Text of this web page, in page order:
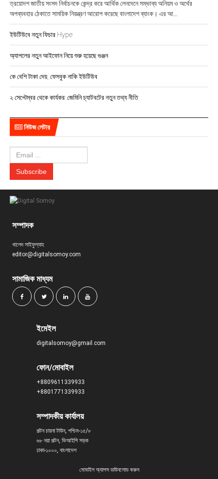
ত্রয়োদশ জাতীয় সংসদ নির্বাচনকে কেন্দ্র করে আর্থিক লেনদেনে সম্ভাব্য অনিয়ম ও অর্থের
অপব্যবহার ঠেকাতে সাময়িক নিয়ন্ত্রণ আরোপ করেছে বাংলাদেশ ব্যাংক। এর আ...
ইউটিউবে নতুন ফিচার Hype
অ্যাপলের নতুন আইফোন নিয়ে শুরু হয়েছে গুঞ্জন
কে বেশি টাকা দেয়, ফেসবুক নাকি ইউটিউব
২ সেপ্টেম্বর থেকে কার্যকর: জেমিনি চ্যাটবটের নতুন তথ্য নীতি
নিউজ লেটার
সম্পাদক
খালেদ সাইফুল্যাহ
editor@digitalsomoy.com
সামাজিক মাধ্যম
ইমেইল
digitalsomoy@gmail.com
ফোন/মোবাইল
+8809611339933
+8801771339933
সম্পাদকীয় কার্যালয়
পল্টন চায়না টাউন, পশ্চিম-১৫/৮
৬৮ নয়া পল্টন, ভিআইপি সড়ক
ঢাকা-১০০০, বাংলাদেশ
মোবাইল অ্যাপস ডাউনলোড করুন